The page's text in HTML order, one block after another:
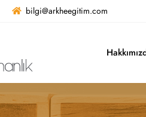
bilgi@arkheegitim.com